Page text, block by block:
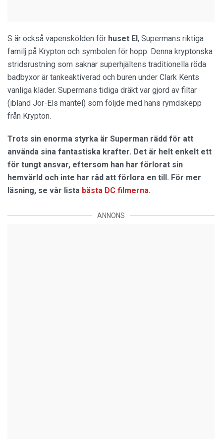
S är också vapenskölden för huset El, Supermans riktiga
familj på Krypton och symbolen för hopp. Denna kryptonska
stridsrustning som saknar superhjältens traditionella röda
badbyxor är tankeaktiverad och buren under Clark Kents
vanliga kläder. Supermans tidiga dräkt var gjord av filtar
(ibland Jor-Els mantel) som följde med hans rymdskepp
från Krypton.
Trots sin enorma styrka är Superman rädd för att
använda sina fantastiska krafter. Det är helt enkelt ett
för tungt ansvar, eftersom han har förlorat sin
hemvärld och inte har råd att förlora en till. För mer
läsning, se vår lista bästa DC filmerna.
ANNONS